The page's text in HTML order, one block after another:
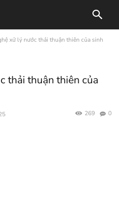
xử lý nước thải thuận thiên của sinh
thải thuận thiên của
0
269